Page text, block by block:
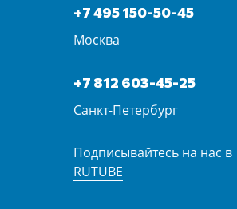
+7 495 150-50-45
Москва
+7 812 603-45-25
Санкт-Петербург
Подписывайтесь на нас в
RUTUBE